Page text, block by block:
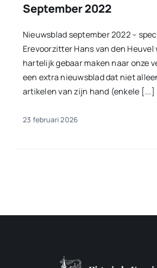
September 2022
Nieuwsblad september 2022 –
Erevoorzitter Hans van den Heuvel
hartelijk gebaar maken naar onze
een extra nieuwsblad dat niet
artikelen van zijn hand (enkele [...]
23 februari 2026